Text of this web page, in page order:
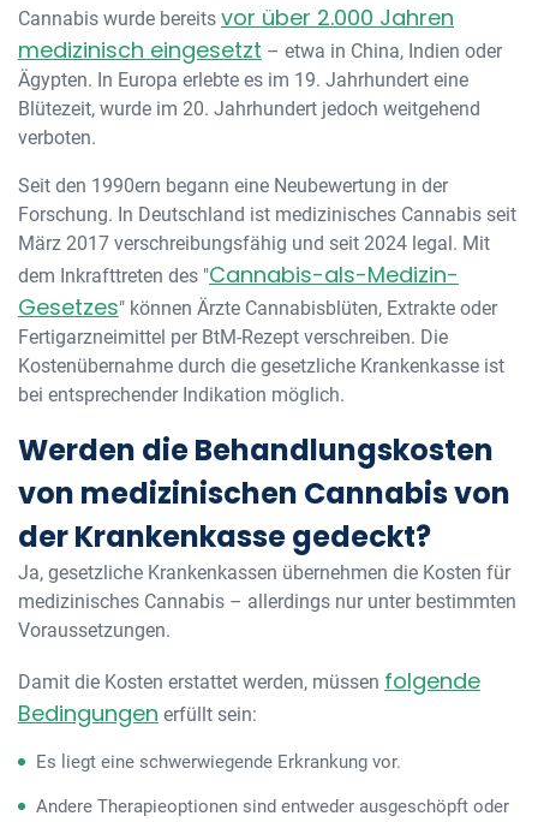
Cannabis wurde bereits vor über 2.000 Jahren
medizinisch eingesetzt – etwa in China, Indien oder
Ägypten. In Europa erlebte es im 19. Jahrhundert eine
Blütezeit, wurde im 20. Jahrhundert jedoch weitgehend
verboten.
Seit den 1990ern begann eine Neubewertung in der
Forschung. In Deutschland ist medizinisches Cannabis seit
März 2017 verschreibungsfähig und seit 2024 legal. Mit
dem Inkrafttreten des "Cannabis-als-Medizin-
Gesetzes" können Ärzte Cannabisblüten, Extrakte oder
Fertigarzneimittel per BtM-Rezept verschreiben. Die
Kostenübernahme durch die gesetzliche Krankenkasse ist
bei entsprechender Indikation möglich.
Werden die Behandlungskosten
von medizinischen Cannabis von
der Krankenkasse gedeckt?
Ja, gesetzliche Krankenkassen übernehmen die Kosten für
medizinisches Cannabis – allerdings nur unter bestimmten
Voraussetzungen.
Damit die Kosten erstattet werden, müssen folgende
Bedingungen erfüllt sein:
Es liegt eine schwerwiegende Erkrankung vor.
Andere Therapieoptionen sind entweder ausgeschöpft oder